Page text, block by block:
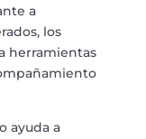
a
los
herramientas
ayuda a